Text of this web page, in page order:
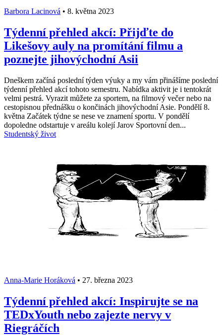
Barbora Lacinová • 8. května 2023
Týdenní přehled akcí: Přijďte do
Likešovy auly na promítání filmu a
poznejte jihovýchodní Asii
Dneškem začíná poslední týden výuky a my vám přinášíme poslední
týdenní přehled akcí tohoto semestru. Nabídka aktivit je i tentokrát
velmi pestrá. Vyrazit můžete za sportem, na filmový večer nebo na
cestopisnou přednášku o končinách jihovýchodní Asie. Pondělí 8.
května Začátek týdne se nese ve znamení sportu. V pondělí
dopoledne odstartuje v areálu kolejí Jarov Sportovní den...
Studentský život
Anna-Marie Horáková • 27. března 2023
Týdenní přehled akcí: Inspirujte se na
TEDxYouth nebo zajezte nervy v
Riegráčích